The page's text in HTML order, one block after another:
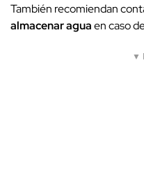
También recomiendan
almacenar aguaen caso
▼